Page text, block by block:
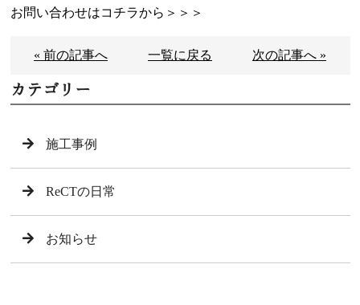
お問い合わせはコチラから＞＞＞
« 前の記事へ 一覧に戻る 次の記事へ »
カテゴリー
施工事例
ReCTの日常
お知らせ